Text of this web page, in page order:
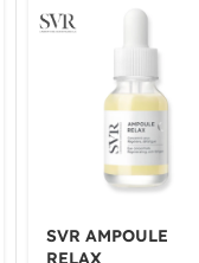
SVR AMPOULE
RELAX